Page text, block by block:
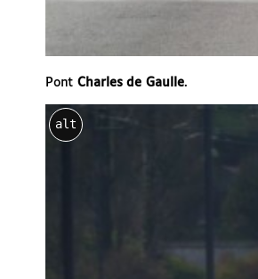
PontCharles de Gaulle.
alt